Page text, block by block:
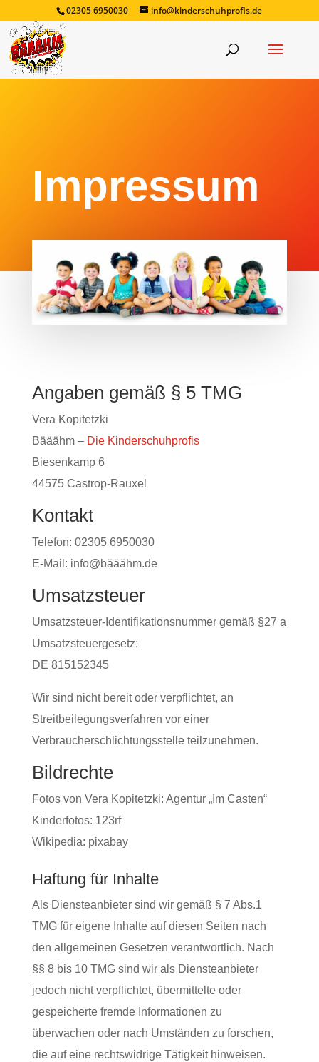
02305 6950030 info@kinderschuhprofis.de
Impressum
Angaben gemäß § 5 TMG
Vera Kopitetzki
Bääähm – Die Kinderschuhprofis
Biesenkamp 6
44575 Castrop-Rauxel
Kontakt
Telefon: 02305 6950030
E-Mail: info@bääähm.de
Umsatzsteuer
Umsatzsteuer-Identifikationsnummer gemäß §27 a
Umsatzsteuergesetz:
DE 815152345
Wir sind nicht bereit oder verpflichtet, an
Streitbeilegungsverfahren vor einer
Verbraucherschlichtungsstelle teilzunehmen.
Bildrechte
Fotos von Vera Kopitetzki: Agentur „Im Casten“
Kinderfotos: 123rf
Wikipedia: pixabay
Haftung für Inhalte
Als Diensteanbieter sind wir gemäß § 7 Abs.1
TMG für eigene Inhalte auf diesen Seiten nach
den allgemeinen Gesetzen verantwortlich. Nach
§§ 8 bis 10 TMG sind wir als Diensteanbieter
jedoch nicht verpflichtet, übermittelte oder
gespeicherte fremde Informationen zu
überwachen oder nach Umständen zu forschen,
die auf eine rechtswidrige Tätigkeit hinweisen.